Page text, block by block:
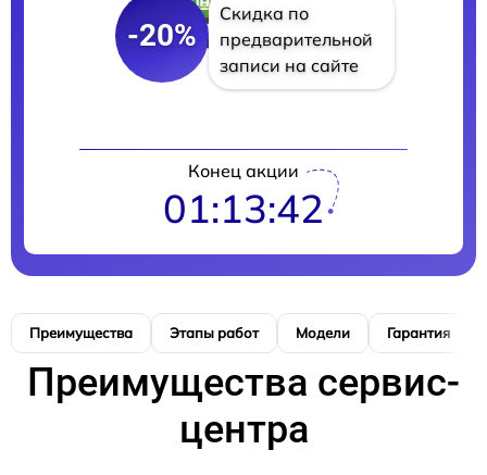
-20%
Скидка по
предварительной
записи на сайте
Конец акции
01:13:41
Преимущества Этапы работ Модели Гарантия
Преимущества сервис-
центра